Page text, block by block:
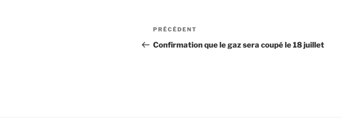
Navigation
de
Article
précédent
PRÉCÉDENT
Confirmation que le gaz sera coupé le 18 juillet